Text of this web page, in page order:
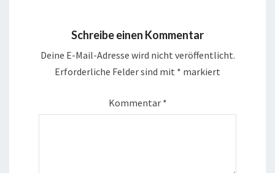
Schreibe einen Kommentar
Deine E-Mail-Adresse wird nicht veröffentlicht.
Erforderliche Felder sind mit * markiert
Kommentar *